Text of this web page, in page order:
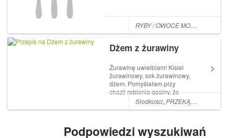
RYBY / OWOCE MORZA
Dżem z żurawiny
Żurawinę uwielbiam! Kisiel
żurawinowy, sok żurawinowy,
dżem. Pomyślałam przy
okazji robienia gęsiny, że
zrobię sos żurawinowy. Ale w
trakcie jego robienia zrobiło
górę. Pomyślałam, że zrobię
Słodkości,PRZEKĄSKI
Podpowiedzi wyszukiwań